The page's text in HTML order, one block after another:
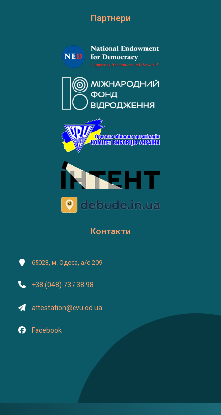
Партнери
Контакти
65023, м. Одеса, а/с 209
+38 (048) 737 38 98
attestation@cvu.od.ua
Facebook